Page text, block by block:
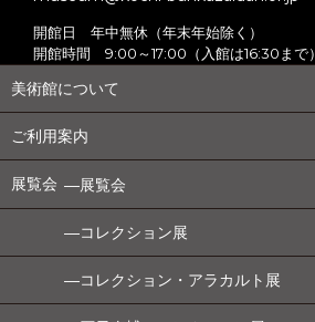
開館日 年中無休（年末年始除く）
開館時間 9:00～17:00（入館は16:30まで）
美術館について
ご利用案内
展覧会 展覧会
コレクション展
コレクション・アラカルト展